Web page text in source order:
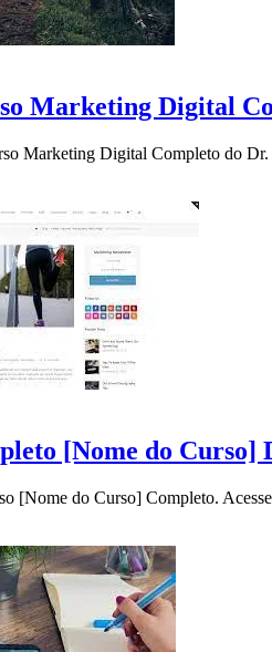
Marketing Digital
Marketing Digital Completo do
[Nome do Curso]
[Nome do Curso] Completo.